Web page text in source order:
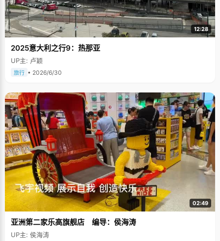
12:28
2025意大利之行9：热那亚
UP主: 卢颖
旅行 • 2026/6/30
02:49
亚洲第二家乐高旗舰店 编导：侯海涛
UP主: 侯海涛